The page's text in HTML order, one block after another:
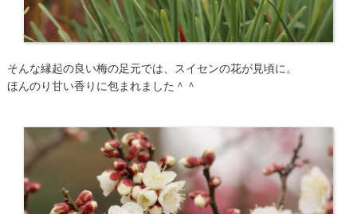
そんな縁起の良い梅の足元では、スイセンの花が見頃に。
ほんのり甘い香りに包まれました＾＾